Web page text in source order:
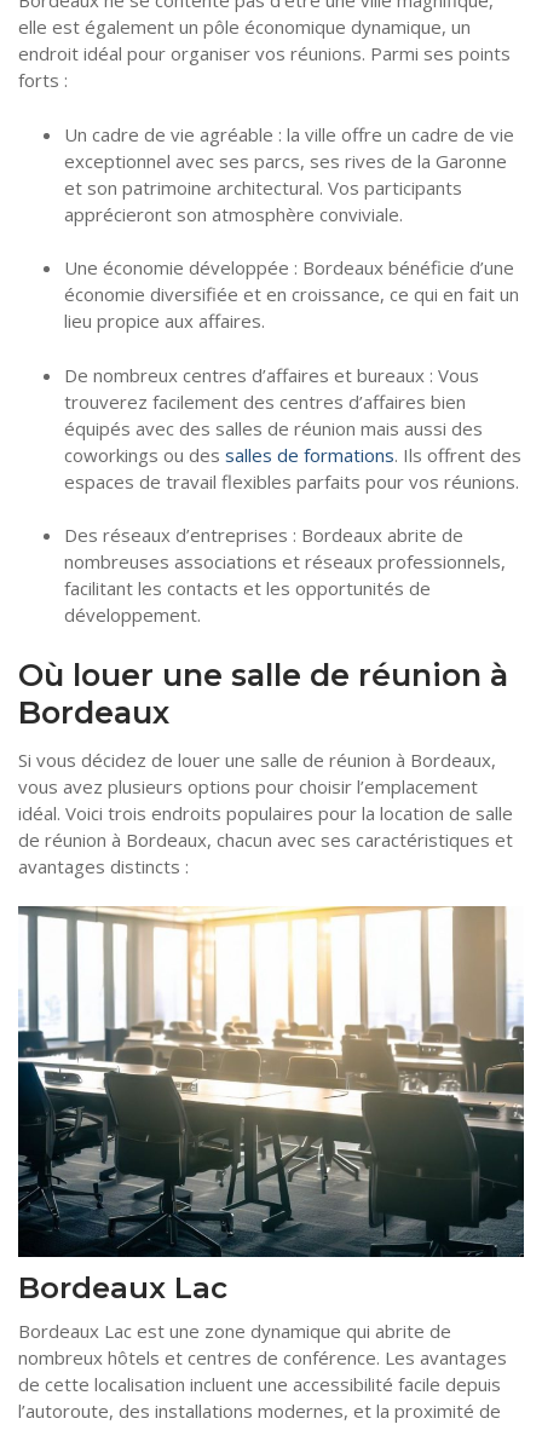
elle est également un pôle économique dynamique, un
endroit idéal pour organiser vos réunions. Parmi ses points
forts :
Un cadre de vie agréable : la ville offre un cadre de vie
exceptionnel avec ses parcs, ses rives de la Garonne
et son patrimoine architectural. Vos participants
apprécieront son atmosphère conviviale.
Une économie développée : Bordeaux bénéficie d’une
économie diversifiée et en croissance, ce qui en fait un
lieu propice aux affaires.
De nombreux centres d’affaires et bureaux : Vous
trouverez facilement des centres d’affaires bien
équipés avec des salles de réunion mais aussi des
coworkings ou des salles de formations. Ils offrent des
espaces de travail flexibles parfaits pour vos réunions.
Des réseaux d’entreprises : Bordeaux abrite de
nombreuses associations et réseaux professionnels,
facilitant les contacts et les opportunités de
développement.
Où louer une salle de réunion à
Bordeaux
Si vous décidez de louer une salle de réunion à Bordeaux,
vous avez plusieurs options pour choisir l’emplacement
idéal. Voici trois endroits populaires pour la location de salle
de réunion à Bordeaux, chacun avec ses caractéristiques et
avantages distincts :
Bordeaux Lac
Bordeaux Lac est une zone dynamique qui abrite de
nombreux hôtels et centres de conférence. Les avantages
de cette localisation incluent une accessibilité facile depuis
l’autoroute, des installations modernes, et la proximité de